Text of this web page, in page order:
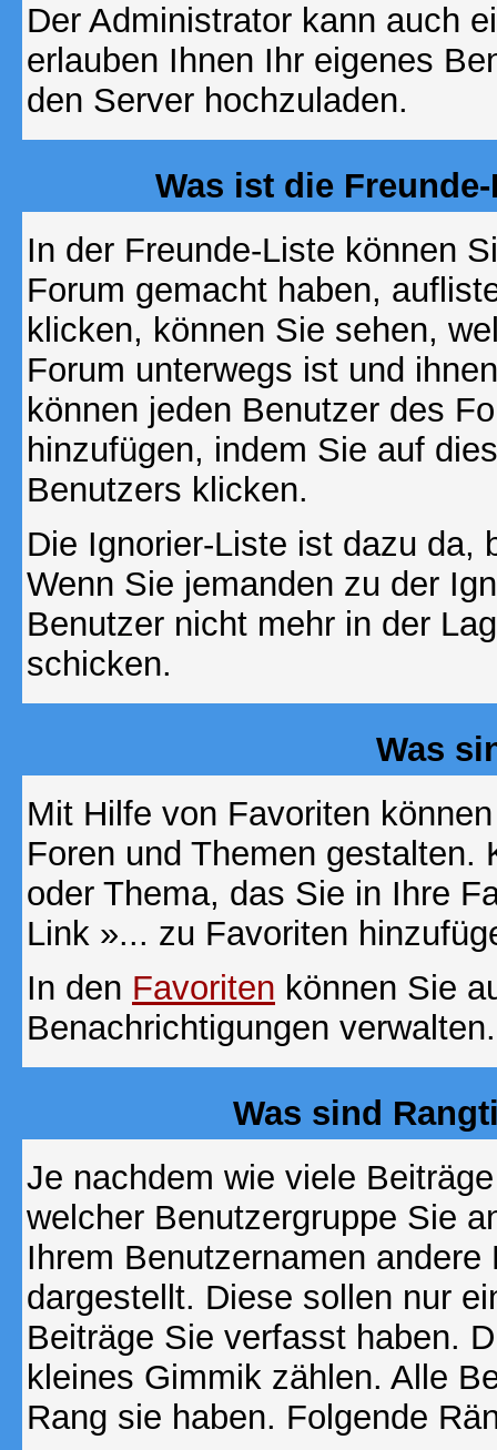
Der Administrator kann auch
erlauben Ihnen Ihr eigenes
den Server hochzuladen.
Was ist die
In der Freunde-Liste können
Forum gemacht haben,
klicken, können Sie sehen,
Forum unterwegs ist und
können jeden Benutzer des
hinzufügen, indem Sie auf
Benutzers klicken.
Die Ignorier-Liste ist dazu da,
Wenn Sie jemanden zu der
Benutzer nicht mehr in der
schicken.
Was
Mit Hilfe von Favoriten
Foren und Themen
oder Thema, das Sie in Ihre
Link »... zu Favoriten
In den Favoriten können Sie
Benachrichtigungen verwalten.
Was sind
Je nachdem wie viele
welcher Benutzergruppe Sie
Ihrem Benutzernamen
dargestellt. Diese sollen nur
Beiträge Sie verfasst haben.
kleines Gimmik zählen. Alle
Rang sie haben. Folgende